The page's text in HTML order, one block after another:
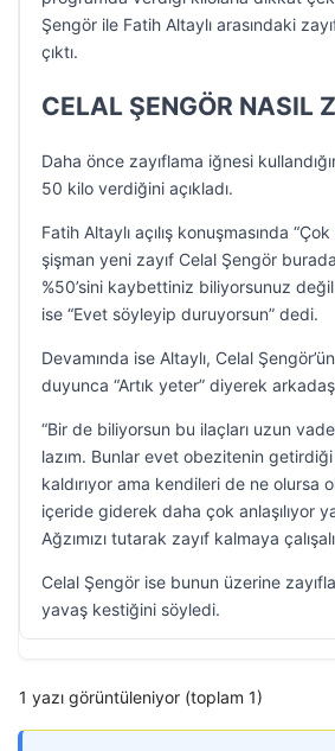
Şengör ile Fatih Altaylı arasındaki
çıktı.
CELAL ŞENGÖR NASIL
Daha önce zayıflama iğnesi
50 kilo verdiğini açıkladı.
Fatih Altaylı açılış konuşmasında
şişman yeni zayıf Celal Şengör
%50’sini kaybettiniz biliyorsunuz
ise “Evet söyleyip duruyorsun” dedi.
Devamında ise Altaylı, Celal
duyunca “Artık yeter” diyerek
“Bir de biliyorsun bu ilaçları uzun
lazım. Bunlar evet obezitenin
kaldırıyor ama kendileri de ne olursa
içeride giderek daha çok anlaşılıyor
Ağzımızı tutarak zayıf kalmaya
Celal Şengör ise bunun üzerine
yavaş kestiğini söyledi.
1 yazı görüntüleniyor (toplam 1)